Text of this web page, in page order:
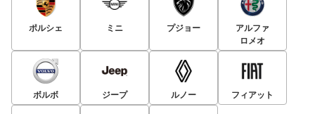
ポルシェ ミニ プジョー
アルファ
ロメオ
ボルボ ジープ ルノー フィアット